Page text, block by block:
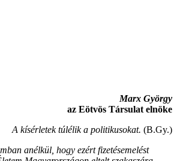
Marx György
az Eötvös Társulat elnöke
A kísérletek túlélik a politikusokat. (B.Gy.)
anélkül, hogy ezért fizetésemelést